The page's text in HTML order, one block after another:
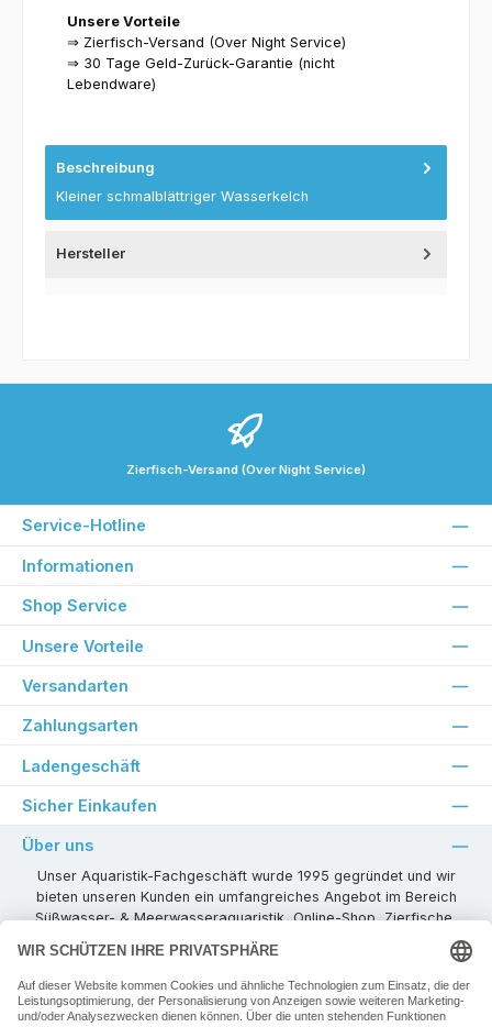
Unsere Vorteile
⇒ Zierfisch-Versand (Over Night Service)
⇒ 30 Tage Geld-Zurück-Garantie (nicht
Lebendware)
Beschreibung
Kleiner schmalblättriger Wasserkelch
Hersteller
Zierfisch-Versand (Over Night Service)
Service-Hotline
Informationen
Shop Service
Unsere Vorteile
Versandarten
Zahlungsarten
Ladengeschäft
Sicher Einkaufen
Über uns
Unser Aquaristik-Fachgeschäft wurde 1995 gegründet und wir
bieten unseren Kunden ein umfangreiches Angebot im Bereich
Süßwasser- & Meerwasseraquaristik, Online-Shop, Zierfische,
Pflanzen, Aquarienkombinationen, Technikzubehör usw. ! Als
kompetenter Aquaristik-Fachhandelspartner stehen wir Ihnen für
alle Ihre Projekte und Einrichtungs- oder Besatzwünsche zur
Verfügung!